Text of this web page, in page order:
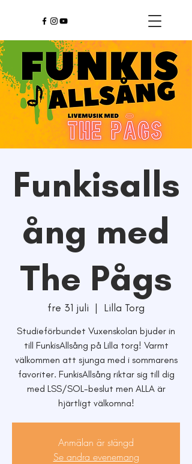
Funkisalls
ång med
The Pågs
fre 31 juli
  |
Lilla Torg
Studieförbundet Vuxenskolan bjuder in
till FunkisAllsång på Lilla torg! Varmt
välkommen att sjunga med i sommarens
favoriter. FunkisAllsång riktar sig till dig
med LSS/SOL-beslut men ALLA är
hjärtligt välkomna!
Anmälan är stängd
Se andra evenemang